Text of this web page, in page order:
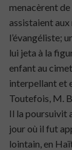
menacèrent
assistaient aux
l’évangéliste;
lui jeta à la
enfant au
interpellant et
Toutefois, M.
Il la poursuivit
jour où il fut
lointain, en